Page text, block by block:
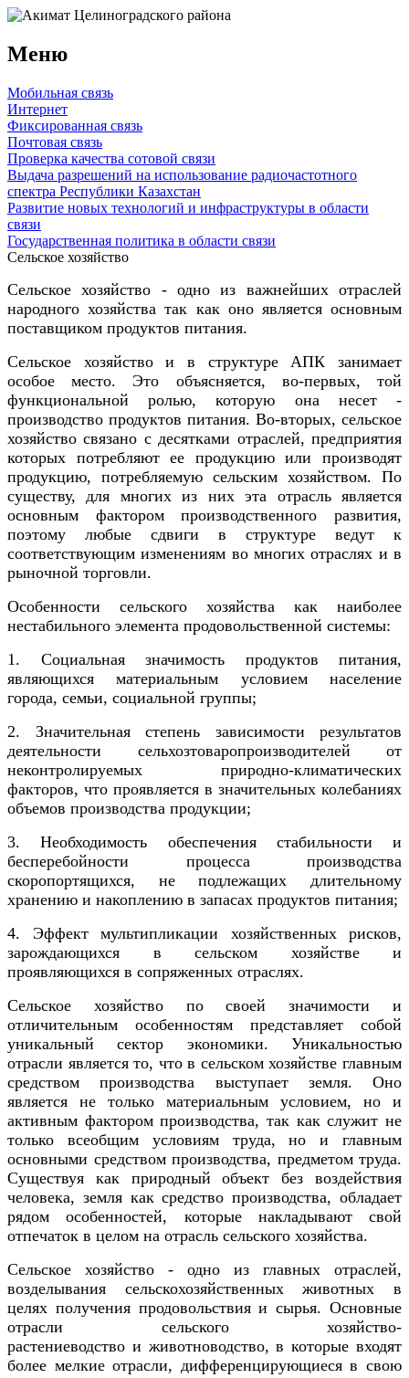
Меню
Мобильная связь
Интернет
Фиксированная связь
Почтовая связь
Проверка качества сотовой связи
Выдача разрешений на использование радиочастотного
спектра Республики Казахстан
Развитие новых технологий и инфраструктуры в области
связи
Государственная политика в области связи
Сельское хозяйство
Сельское хозяйство - одно из важнейших отраслей
народного хозяйства так как оно является основным
поставщиком продуктов питания.
Сельское хозяйство и в структуре АПК занимает
особое место. Это объясняется, во-первых, той
функциональной ролью, которую она несет -
производство продуктов питания. Во-вторых, сельское
хозяйство связано с десятками отраслей, предприятия
которых потребляют ее продукцию или производят
продукцию, потребляемую сельским хозяйством. По
существу, для многих из них эта отрасль является
основным фактором производственного развития,
поэтому любые сдвиги в структуре ведут к
соответствующим изменениям во многих отраслях и в
рыночной торговли.
Особенности сельского хозяйства как наиболее
нестабильного элемента продовольственной системы:
1. Социальная значимость продуктов питания,
являющихся материальным условием население
города, семьи, социальной группы;
2. Значительная степень зависимости результатов
деятельности сельхозтоваропроизводителей от
неконтролируемых природно-климатических
факторов, что проявляется в значительных колебаниях
объемов производства продукции;
3. Необходимость обеспечения стабильности и
бесперебойности процесса производства
скоропортящихся, не подлежащих длительному
хранению и накоплению в запасах продуктов питания;
4. Эффект мультипликации хозяйственных рисков,
зарождающихся в сельском хозяйстве и
проявляющихся в сопряженных отраслях.
Сельское хозяйство по своей значимости и
отличительным особенностям представляет собой
уникальный сектор экономики. Уникальностью
отрасли является то, что в сельском хозяйстве главным
средством производства выступает земля. Оно
является не только материальным условием, но и
активным фактором производства, так как служит не
только всеобщим условиям труда, но и главным
основными средством производства, предметом труда.
Существуя как природный объект без воздействия
человека, земля как средство производства, обладает
рядом особенностей, которые накладывают свой
отпечаток в целом на отрасль сельского хозяйства.
Сельское хозяйство - одно из главных отраслей,
возделывания сельскохозяйственных животных в
целях получения продовольствия и сырья. Основные
отрасли сельского хозяйство-
растениеводство и животноводство, в которые входят
более мелкие отрасли, дифференцирующиеся в свою